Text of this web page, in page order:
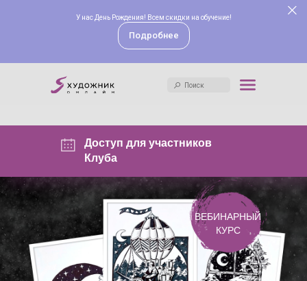
У нас День Рождения! Всем скидки на обучение!
Подробнее
Поиск
Поиск
Доступ для участников
Клуба
ВЕБИНАРНЫЙ
КУРС